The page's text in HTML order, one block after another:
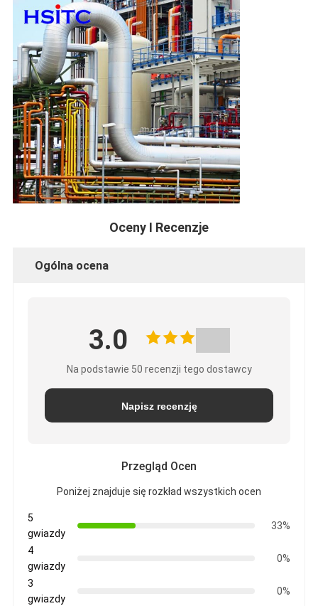
Oceny I Recenzje
Ogólna ocena
3.0
Na podstawie 50 recenzji tego dostawcy
Napisz recenzję
Przegląd Ocen
Poniżej znajduje się rozkład wszystkich ocen
5
gwiazdy
33%
4
gwiazdy
0%
3
gwiazdy
0%